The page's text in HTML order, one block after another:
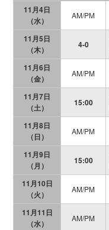
11月4日
（水）
AM/PM
11月5日
（木）
4-0
11月6日
（金）
AM/PM
11月7日
（土）
15:00
11月8日
（日）
AM/PM
11月9日
（月）
15:00
11月10日
（火）
AM/PM
11月11日
（水）
AM/PM